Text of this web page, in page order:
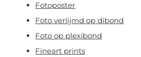
Fotoposter
Foto verlijmd op dibond
Foto op plexibond
Fineart prints